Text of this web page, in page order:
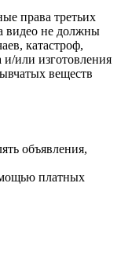
права третьих
видео не должны
катастроф,
или изготовления
веществ
объявления,
платных